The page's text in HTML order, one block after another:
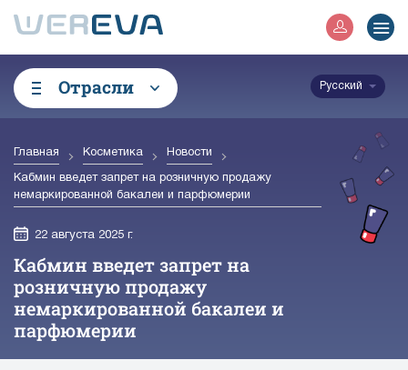
Отрасли Русский
Главная Косметика Новости
Кабмин введет запрет на розничную продажу
немаркированной бакалеи и парфюмерии
22 августа 2025 г.
Кабмин введет запрет на
розничную продажу
немаркированной бакалеи и
парфюмерии